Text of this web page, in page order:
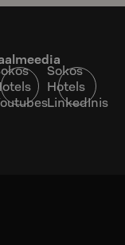
Sokos
Hotels
LinkedInis